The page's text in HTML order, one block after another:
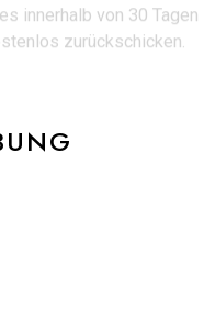
innerhalb von 30 Tagen
zurückschicken.